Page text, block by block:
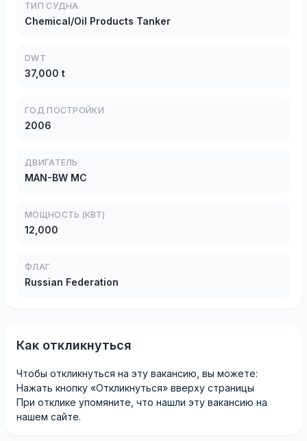
ТИП СУДНА
Chemical/Oil Products Tanker
DWT
37,000 t
ГОД ПОСТРОЙКИ
2006
ДВИГАТЕЛЬ
MAN-BW MC
МОЩНОСТЬ (КВТ)
12,000
ФЛАГ
Russian Federation
Как откликнуться
Чтобы откликнуться на эту вакансию, вы можете:
Нажать кнопку «Откликнуться» вверху страницы
При отклике упомяните, что нашли эту вакансию на
нашем сайте.